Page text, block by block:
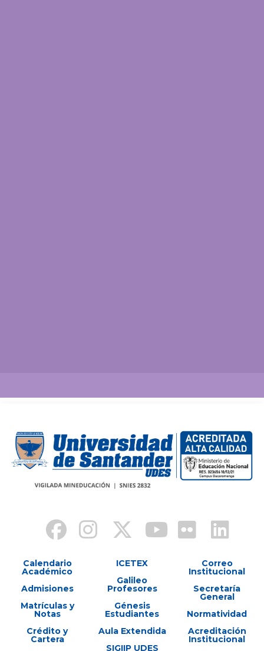
Calendario
Académico
Admisiones
Matrículas y
Notas
Crédito y
Cartera
ICETEX
Galileo
Profesores
Génesis
Estudiantes
Aula Extendida
SIGIIP UDES
Correo
Institucional
Secretaría
General
Normatividad
Acreditación
Institucional